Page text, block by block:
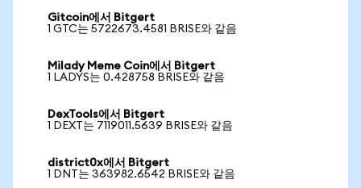
Gitcoin에서 Bitgert
1 GTC는 5722673.4581 BRISE와 같음
Milady Meme Coin에서 Bitgert
1 LADYS는 0.428758 BRISE와 같음
DexTools에서 Bitgert
1 DEXT는 7119011.5639 BRISE와 같음
district0x에서 Bitgert
1 DNT는 363982.6542 BRISE와 같음